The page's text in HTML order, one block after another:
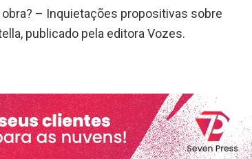
obra? – Inquietações propositivas sobre
publicado pela editora Vozes.